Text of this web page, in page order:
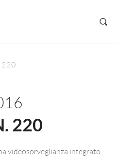
220
videosorveglianza integrato